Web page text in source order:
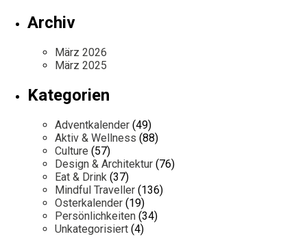
Archiv
März 2026
März 2025
Kategorien
Adventkalender (49)
Aktiv & Wellness (88)
Culture (57)
Design & Architektur (76)
Eat & Drink (37)
Mindful Traveller (136)
Osterkalender (19)
Persönlichkeiten (34)
Unkategorisiert (4)